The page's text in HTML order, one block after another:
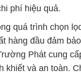
phí hiệu quả.
quá trình chọn
hàng đầu đảm
Phát cung
khiết và an toàn.